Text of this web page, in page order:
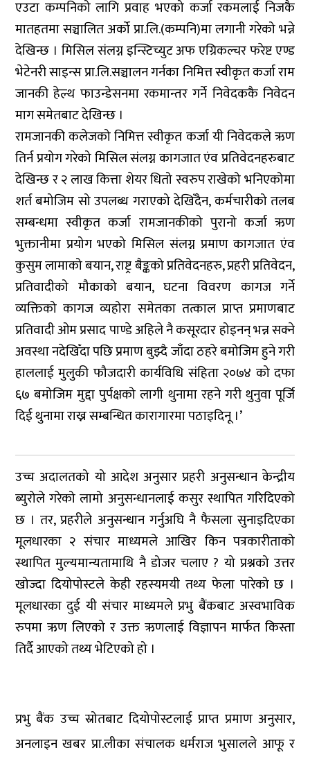
एउटा कम्पनिको लागि प्रवाह भएको कर्जा रकमलाई निजकै
मातहतमा सञ्चालित अर्को प्रा.लि.(कम्पनि)मा लगानी गरेको भन्ने
देखिन्छ । मिसिल संलग्न इन्स्टिच्युट अफ एग्रिकल्चर फरेष्ट एण्ड
भेटेनरी साइन्स प्रा.लि.सञ्चालन गर्नका निमित्त स्वीकृत कर्जा राम
जानकी हेल्थ फाउन्डेसनमा रकमान्तर गर्ने निवेदककै निवेदन
माग समेतबाट देखिन्छ ।
रामजानकी कलेजको निमित्त स्वीकृत कर्जा यी निवेदकले ऋण
तिर्न प्रयोग गरेको मिसिल संलग्न कागजात एंव प्रतिवेदनहरुबाट
देखिन्छ र २ लाख कित्ता शेयर धितो स्वरुप राखेको भनिएकोमा
शर्त बमोजिम सो उपलब्ध गराएको देखिँदैन, कर्मचारीको तलब
सम्बन्धमा स्वीकृत कर्जा रामजानकीको पुरानो कर्जा ऋण
भुक्तानीमा प्रयोग भएको मिसिल संलग्न प्रमाण कागजात एंव
कुसुम लामाको बयान, राष्ट्र बैङ्कको प्रतिवेदनहरु, प्रहरी प्रतिवेदन,
प्रतिवादीको मौकाको बयान, घटना विवरण कागज गर्ने
व्यक्तिको कागज व्यहोरा समेतका तत्काल प्राप्त प्रमाणबाट
प्रतिवादी ओम प्रसाद पाण्डे अहिले नै कसूरदार होइनन् भन्न सक्ने
अवस्था नदेखिँदा पछि प्रमाण बुझ्दै जाँदा ठहरे बमोजिम हुने गरी
हाललाई मुलुकी फौजदारी कार्यविधि संहिता २०७४ को दफा
६७ बमोजिम मुद्दा पुर्पक्षको लागी थुनामा रहने गरी थुनुवा पूर्जि
दिई थुनामा राख्न सम्बन्धित कारागारमा पठाइदिनू ।’
उच्च अदालतको यो आदेश अनुसार प्रहरी अनुसन्धान केन्द्रीय
ब्युरोले गरेको लामो अनुसन्धानलाई कसुर स्थापित गरिदिएको
छ । तर, प्रहरीले अनुसन्धान गर्नुअघि नै फैसला सुनाइदिएका
मूलधारका २ संचार माध्यमले आखिर किन पत्रकारीताको
स्थापित मुल्यमान्यतामाथि नै डोजर चलाए ? यो प्रश्नको उत्तर
खोज्दा दियोपोस्टले केही रहस्यमयी तथ्य फेला पारेको छ ।
मूलधारका दुई यी संचार माध्यमले प्रभु बैंकबाट अस्वभाविक
रुपमा ऋण लिएको र उक्त ऋणलाई विज्ञापन मार्फत किस्ता
तिर्दै आएको तथ्य भेटिएको हो ।
प्रभु बैंक उच्च स्रोतबाट दियोपोस्टलाई प्राप्त प्रमाण अनुसार,
अनलाइन खबर प्रा.लीका संचालक धर्मराज भुसालले आफू र